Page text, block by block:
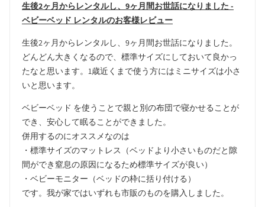
生後2ヶ月からレンタルし、9ヶ月間お世話になりました -
ベビーベッド レンタルのお客様レビュー
生後2ヶ月からレンタルし、9ヶ月間お世話になりました。
どんどん大きくなるので、標準サイズにしておいて良かっ
たなと思います。1歳近くまで使う方にはミニサイズは小さ
いと思います。
ベビーベッド を使うことで親と別の布団で寝かせることが
でき、安心して眠ることができました。
併用するのにオススメなのは
・標準サイズのマットレス（ベッドより小さいものだと隙
間ができ窒息の原因になるため標準サイズが良い）
・ベビーモニター（ベッドの枠に括り付ける）
です。我が家ではいずれも市販のものを購入しました。